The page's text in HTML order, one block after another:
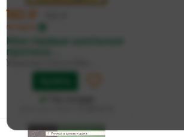
160 ₽
по карте
Мои первые школьные
прописи. ...
Узорова Ольга Вас...